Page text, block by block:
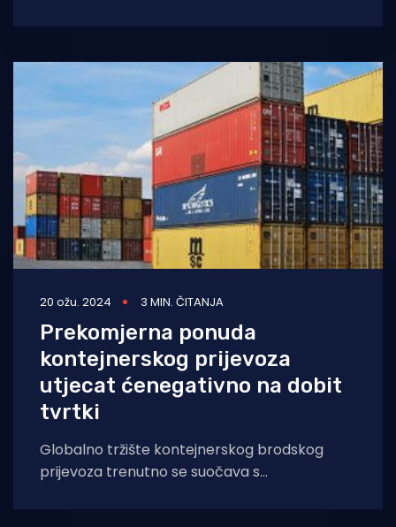
20 ožu. 2024 3 MIN. ČITANJA
Prekomjerna ponuda
kontejnerskog prijevoza
utjecat ćenegativno na dobit
tvrtki
Globalno tržište kontejnerskog brodskog
prijevoza trenutno se suočava s
u godinama koje dolaze, dok